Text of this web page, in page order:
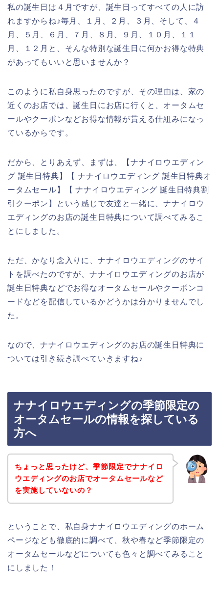
私の誕生日は４月ですが、誕生日ってすべての人に訪
れますからね♪毎月、１月、２月、３月、そして、４
月、５月、６月、７月、８月、９月、１０月、１１
月、１２月と、そんな特別な誕生日に何かお得な特典
があってもいいと思いませんか？
このように私自身思ったのですが、その理由は、家の
近くのお店では、誕生日にお店に行くと、オータムセ
ールやクーポンなどお得な情報が貰える仕組みになっ
ているからです。
だから、とりあえず、まずは、【ナナイロウエディン
グ 誕生日特典】【 ナナイロウエディング 誕生日特典オ
ータムセール】【 ナナイロウエディング 誕生日特典割
引クーポン】という感じで友達と一緒に、ナナイロウ
エディングのお店の誕生日特典について調べてみるこ
とにしました。
ただ、かなり念入りに、ナナイロウエディングのサイ
トを調べたのですが、ナナイロウエディングのお店が
誕生日特典などでお得なオータムセールやクーポンコ
ードなどを配信しているかどうかは分かりませんでし
た。
なので、ナナイロウエディングのお店の誕生日特典に
ついては引き続き調べていきますね♪
ナナイロウエディングの季節限定の
オータムセールの情報を探している
方へ
ちょっと思ったけど、季節限定でナナイロ
ウエディングのお店でオータムセールなど
を実施していないの？
ということで、私自身ナナイロウエディングのホーム
ページなども徹底的に調べて、秋や春など季節限定の
オータムセールなどについても色々と調べてみること
にしました！